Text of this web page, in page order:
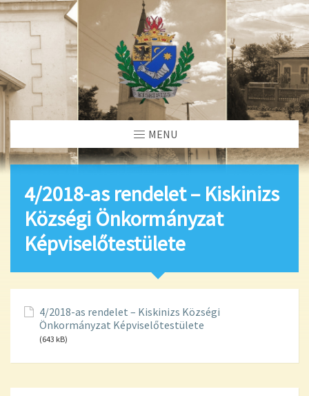
MENU
4/2018-as rendelet – Kiskinizs
Községi Önkormányzat
Képviselőtestülete
4/2018-as rendelet – Kiskinizs Községi
Önkormányzat Képviselőtestülete
(643 kB)